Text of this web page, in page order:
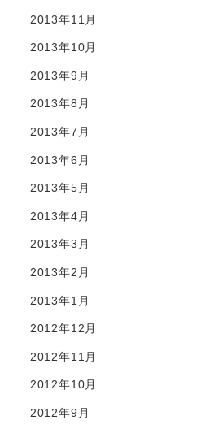
2013年11月
2013年10月
2013年9月
2013年8月
2013年7月
2013年6月
2013年5月
2013年4月
2013年3月
2013年2月
2013年1月
2012年12月
2012年11月
2012年10月
2012年9月